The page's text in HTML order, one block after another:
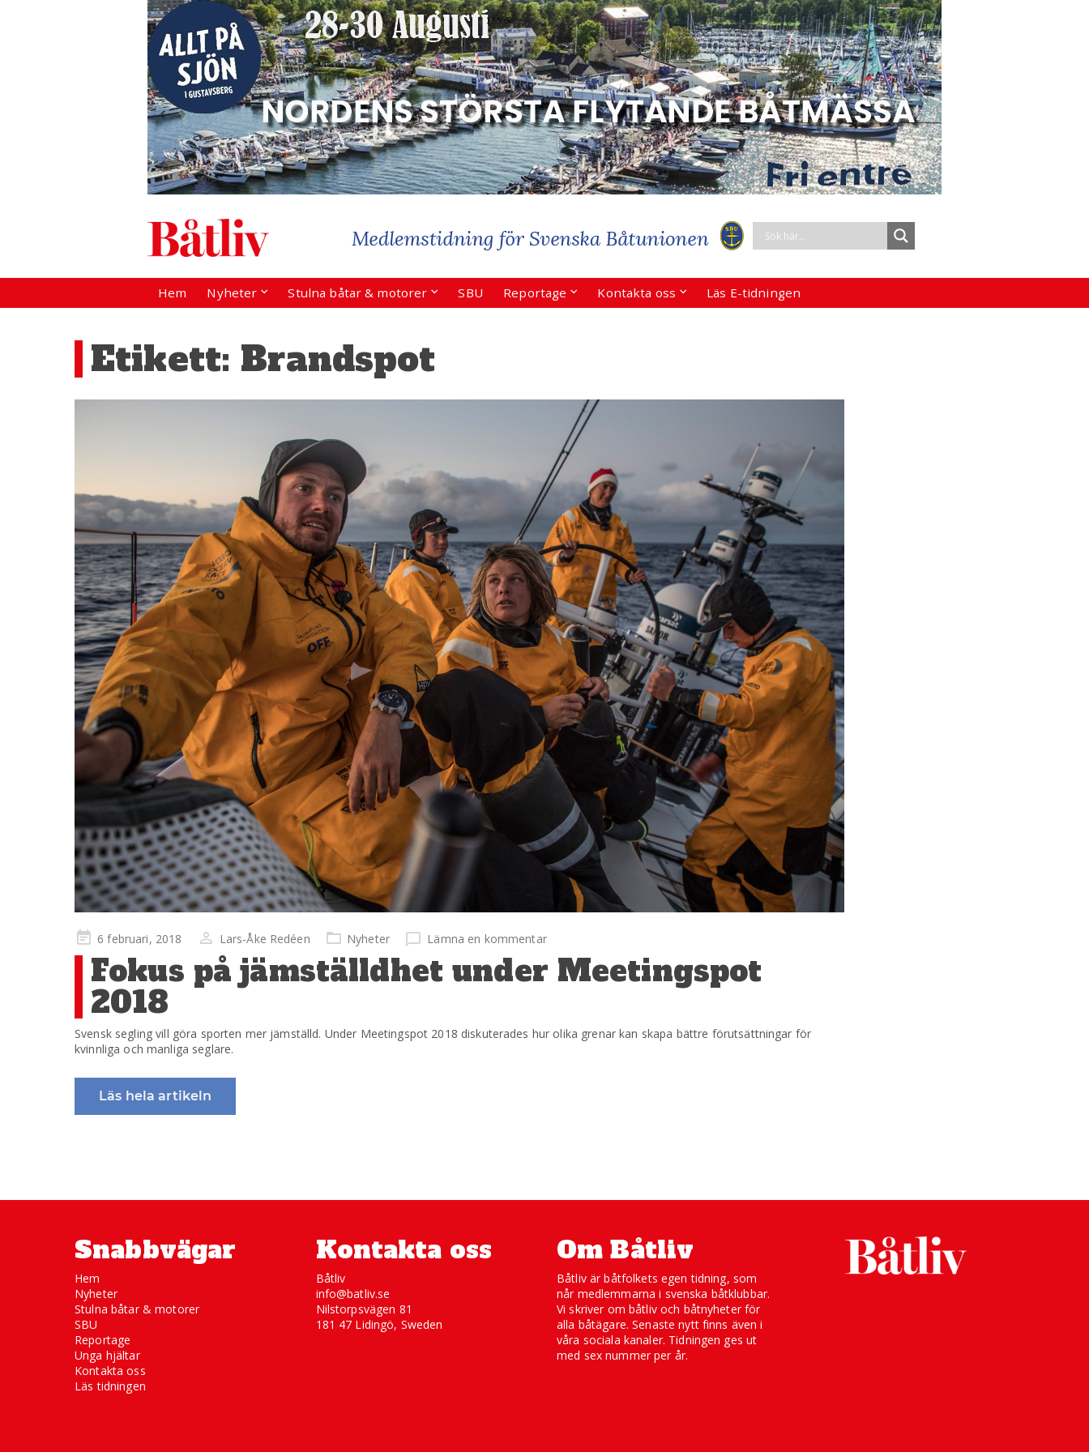
Hem Nyheter Stulna båtar & motorer SBU Reportage Kontakta oss Läs E-tidningen
Etikett: Brandspot
Publicerad
på
6 februari, 2018 Lars-Åke Redéen Nyheter Lämna en kommentar
Fokus på jämställdhet under Meetingspot
2018
Svensk segling vill göra sporten mer jämställd. Under Meetingspot 2018 diskuterades hur olika grenar kan skapa bättre förutsättningar för
kvinnliga och manliga seglare.
Läs hela artikeln
Snabbvägar
Hem
Nyheter
Stulna båtar & motorer
SBU
Reportage
Unga hjältar
Kontakta oss
Läs tidningen
Kontakta oss
Båtliv
info@batliv.se
Nilstorpsvägen 81
181 47 Lidingö, Sweden
Om Båtliv
Båtliv är båtfolkets egen tidning, som
når medlemmarna i svenska båtklubbar.
Vi skriver om båtliv och båtnyheter för
alla båtägare. Senaste nytt finns även i
våra sociala kanaler. Tidningen ges ut
med sex nummer per år.